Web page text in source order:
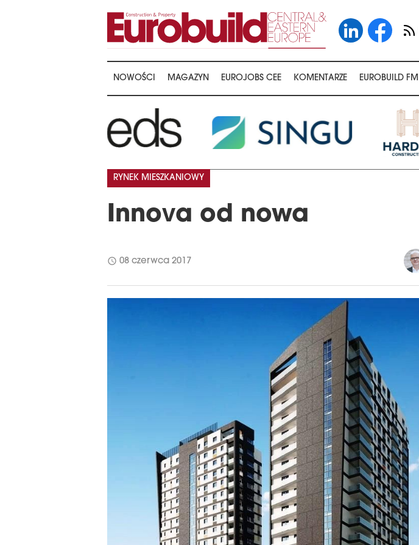
NOWOŚCI MAGAZYN EUROJOBS CEE KOMENTARZE EUROBUILD FM
Innova od nowa
RYNEK MIESZKANIOWY
schedule 08 czerwca 2017